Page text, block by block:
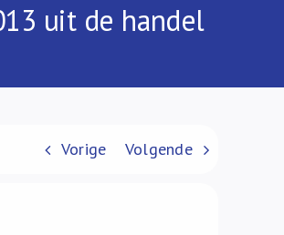
uit de handel
Vorige Volgende